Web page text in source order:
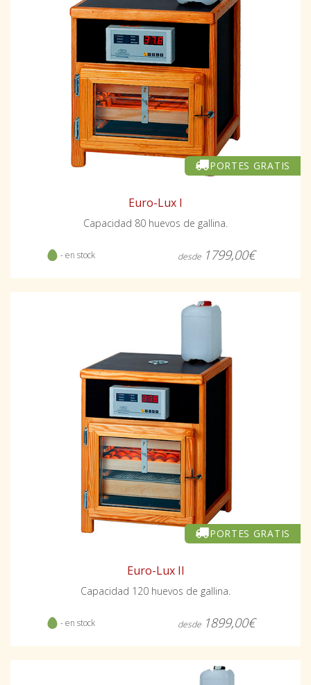
PORTES GRATIS
Euro-Lux I
Capacidad 80 huevos de gallina.
- en stock desde 1799,00€
PORTES GRATIS
Euro-Lux II
Capacidad 120 huevos de gallina.
- en stock desde 1899,00€